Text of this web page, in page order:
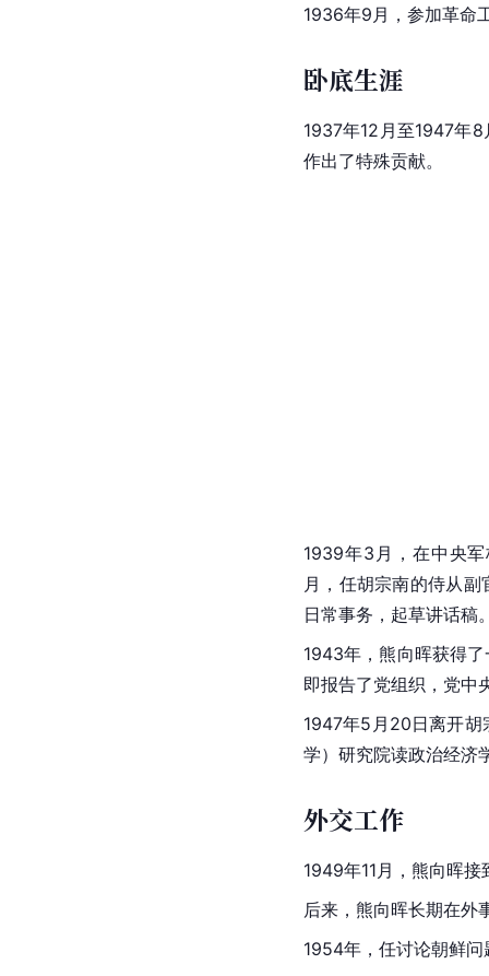
1936年9月，参加革命
卧底生涯
1937年12月至1947年
作出了特殊贡献。
1939年3月，在中央
月，任胡宗南的侍从
日常事务，起草讲话稿
1943年，熊向晖获得
即报告了党组织，党中
1947年5月20日离开
学）研究院读政治经济
外交工作
1949年11月，熊向晖
后来，熊向晖长期在外
1954年，任讨论朝鲜